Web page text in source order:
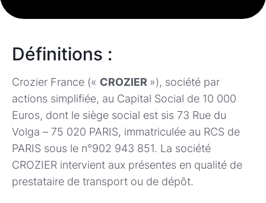
Définitions :
Crozier France (« CROZIER »), société par
actions simplifiée, au Capital Social de 10 000
Euros, dont le siège social est sis 73 Rue du
Volga – 75 020 PARIS, immatriculée au RCS de
PARIS sous le n°902 943 851. La société
CROZIER intervient aux présentes en qualité de
prestataire de transport ou de dépôt.